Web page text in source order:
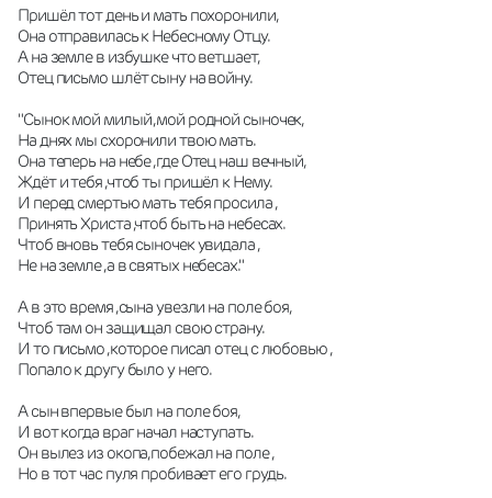
Пришёл тот день и мать похоронили,
Она отправилась к Небесному Отцу.
А на земле в избушке что ветшает,
Отец письмо шлёт сыну на войну.
"Сынок мой милый ,мой родной сыночек,
На днях мы схоронили твою мать.
Она теперь на небе ,где Отец наш вечный,
Ждёт и тебя ,чтоб ты пришёл к Нему.
И перед смертью мать тебя просила ,
Принять Христа ,чтоб быть на небесах.
Чтоб вновь тебя сыночек увидала ,
Не на земле ,а в святых небесах."
А в это время ,сына увезли на поле боя,
Чтоб там он защищал свою страну.
И то письмо ,которое писал отец с любовью ,
Попало к другу было у него.
А сын впервые был на поле боя,
И вот когда враг начал наступать.
Он вылез из окопа,побежал на поле ,
Но в тот час пуля пробивает его грудь.